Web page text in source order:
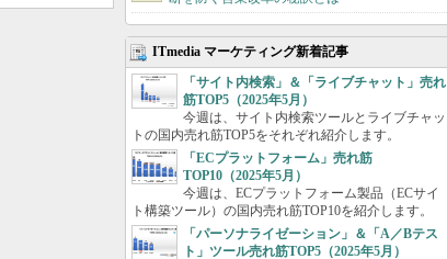
ITmedia マーケティング新着記事
「サイト内検索」＆「ライブチャット」売れ
筋TOP5（2025年5月）
今週は、サイト内検索ツールとライブチャッ
トの国内売れ筋TOP5をそれぞれ紹介します。
「ECプラットフォーム」売れ筋
TOP10（2025年5月）
今週は、ECプラットフォーム製品（ECサイ
ト構築ツール）の国内売れ筋TOP10を紹介します。
「パーソナライゼーション」＆「A／Bテス
ト」ツール売れ筋TOP5（2025年5月）